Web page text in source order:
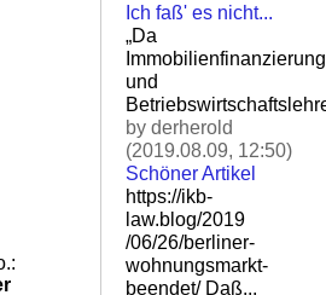
Ich faß' es nicht...
„Da
Immobilienfinanzierung
und
by derherold
(2019.08.09, 12:50)
Schöner Artikel
https://ikb-
law.blog/2019
/06/26/berliner-
wohnungsmarkt-
beendet/ Daß...